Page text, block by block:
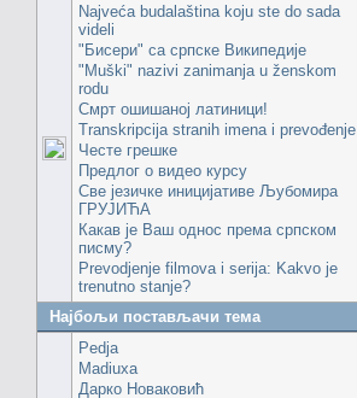
Najveća budalaština koju ste do sada
videli
"Бисери" са српске Википедије
"Muški" nazivi zanimanja u ženskom
rodu
Смрт ошишаној латиници!
Transkripcija stranih imena i prevođenje
Честе грешке
Предлог о видео курсу
Све језичке иницијативе Љубомира
ГРУЈИЋА
Какав је Ваш однос према српском
писму?
Prevodjenje filmova i serija: Kakvo je
trenutno stanje?
Најбољи постављачи тема
Pedja
Madiuxa
Дарко Новаковић